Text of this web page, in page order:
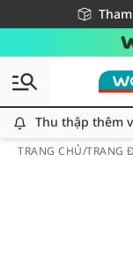
Miễn phí
Giao hàng
Thu thập thêm
TRANG CHỦ/TRANG